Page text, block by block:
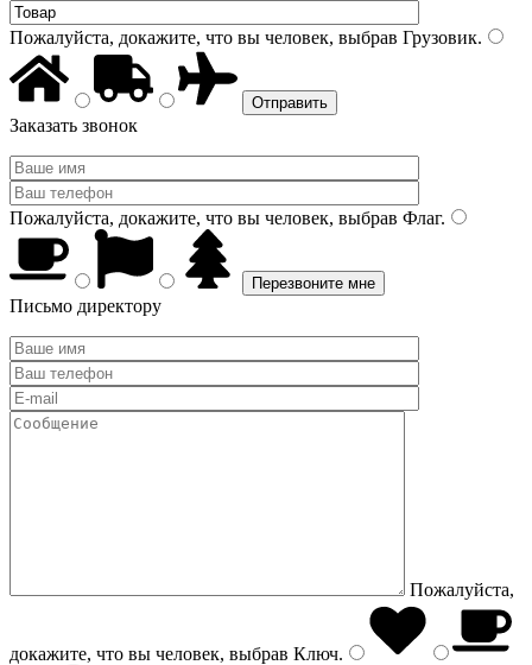
Пожалуйста, докажите, что вы человек, выбрав Грузовик.
Заказать звонок
Пожалуйста, докажите, что вы человек, выбрав Флаг.
Письмо директору
Пожалуйста,
докажите, что вы человек, выбрав Ключ.